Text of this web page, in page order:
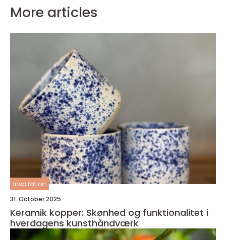
More articles
inspiration
31. October 2025
Keramik kopper: Skønhed og funktionalitet i
hverdagens kunsthåndværk